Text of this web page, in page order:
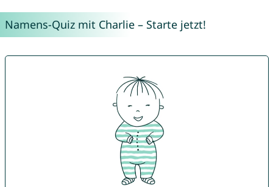
Namens-Quiz mit Charlie – Starte jetzt!